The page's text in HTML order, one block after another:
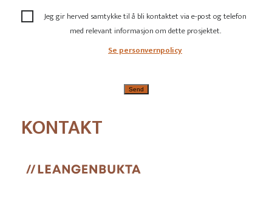
Jeg gir herved samtykke til å bli kontaktet via e-post og telefon
med relevant informasjon om dette prosjektet.
Se personvernpolicy
KONTAKT